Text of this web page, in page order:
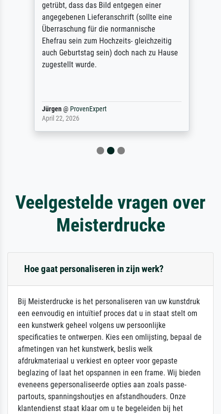
getrübt, dass das Bild entgegen einer
angegebenen Lieferanschrift (sollte eine
Überraschung für die normannische
Ehefrau sein zum Hochzeits- gleichzeitig
auch Geburtstag sein) doch nach zu Hause
zugestellt wurde.
Jürgen@ ProvenExpert
April 22, 2026
Veelgestelde vragen over
Meisterdrucke
Hoe gaat personaliseren in zijn werk?
Bij Meisterdrucke is het personaliseren van uw kunstdruk
een eenvoudig en intuïtief proces dat u in staat stelt om
een kunstwerk geheel volgens uw persoonlijke
specificaties te ontwerpen. Kies een omlijsting, bepaal de
afmetingen van het kunstwerk, beslis welk
afdrukmateriaal u verkiest en opteer voor gepaste
beglazing of laat het opspannen in een frame. Wij bieden
eveneens gepersonaliseerde opties aan zoals passe-
partouts, spanningshoutjes en afstandhouders. Onze
klantendienst staat klaar om u te begeleiden bij het